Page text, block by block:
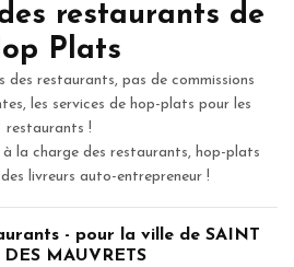
restaurants de
Plats
restaurants, pas de commissions
les services de hop-plats pour les
restaurants !
à la charge des restaurants, hop-plats
livreurs auto-entrepreneur !
- pour la ville de SAINT
MAUVRETS